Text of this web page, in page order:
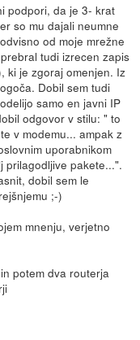
podpori, da je 3- krat
so mu dajali neumne
od moje mrežne
tudi izrecen zapis
ki je zgoraj omenjen. Iz
Dobil sem tudi
samo en javni IP
odgovor v stilu: " to
v modemu... ampak z
uporabnikom
prilagodljive pakete...".
dobil sem le
;-)
mnenju, verjetno
potem dva routerja